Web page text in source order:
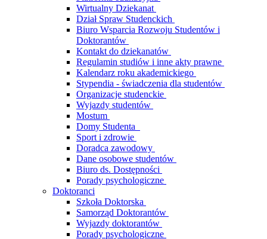
Wirtualny Dziekanat
Dział Spraw Studenckich
Biuro Wsparcia Rozwoju Studentów i
Doktorantów
Kontakt do dziekanatów
Regulamin studiów i inne akty prawne
Kalendarz roku akademickiego
Stypendia - świadczenia dla studentów
Organizacje studenckie
Wyjazdy studentów
Mostum
Domy Studenta
Sport i zdrowie
Doradca zawodowy
Dane osobowe studentów
Biuro ds. Dostępności
Porady psychologiczne
Doktoranci
Szkoła Doktorska
Samorząd Doktorantów
Wyjazdy doktorantów
Porady psychologiczne